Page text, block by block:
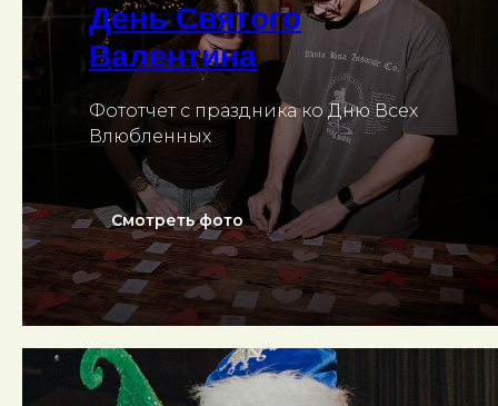
День Святого
Валентина
Фототчет с праздника ко Дню Всех
Влюбленных
Смотреть фото